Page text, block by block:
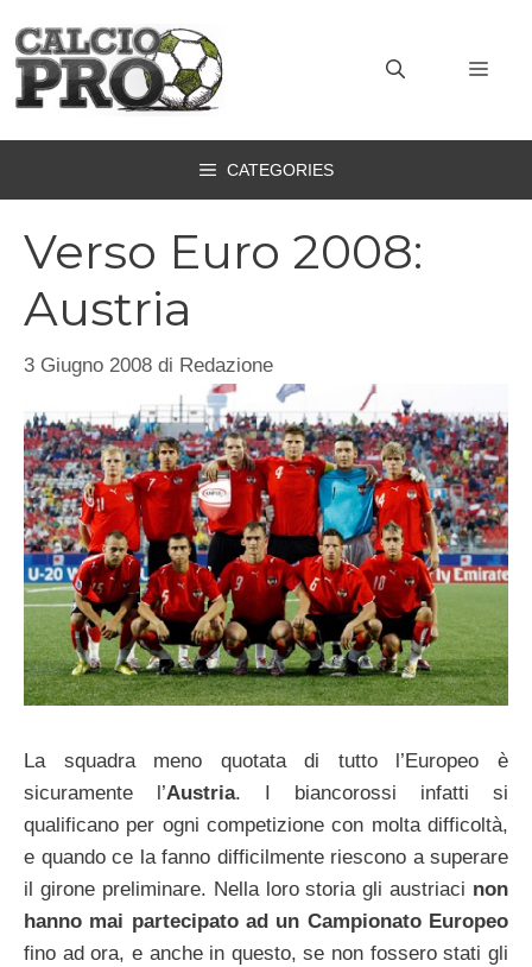
contenuto
CATEGORIES
Verso Euro 2008:
Austria
3 Giugno 2008 di Redazione
La squadra meno quotata di tutto l’Europeo è
sicuramente l’Austria. I biancorossi infatti si
qualificano per ogni competizione con molta difficoltà,
e quando ce la fanno difficilmente riescono a superare
il girone preliminare. Nella loro storia gli austriaci non
hanno mai partecipato ad un Campionato Europeo
fino ad ora, e anche in questo, se non fossero stati gli